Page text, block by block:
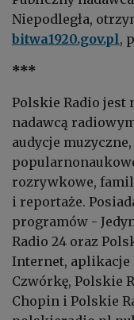
Niepodległa,
bitwa1920.gov.pl,
***
Polskie Radio jest
nadawcą
audycje
rozrywkowe,
i reportaże.
programów -
Radio 24 oraz
Internet, aplikacje
Czwórkę, Polskie
Chopin i Polskie